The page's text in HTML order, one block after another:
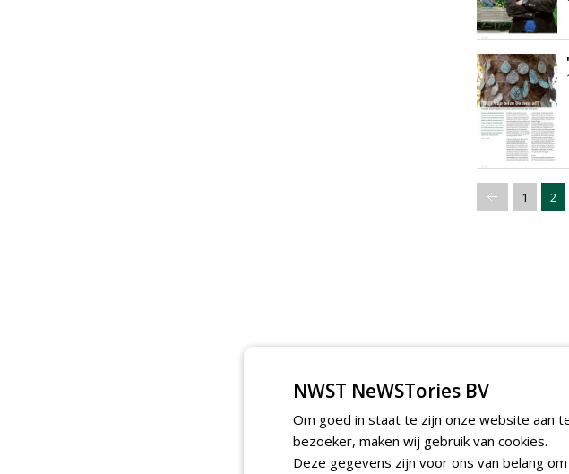
1 2
NWST NeWSTories BV
Om goed in staat te zijn onze website aan
bezoeker, maken wij gebruik van cookies.
Deze gegevens zijn voor ons van belang